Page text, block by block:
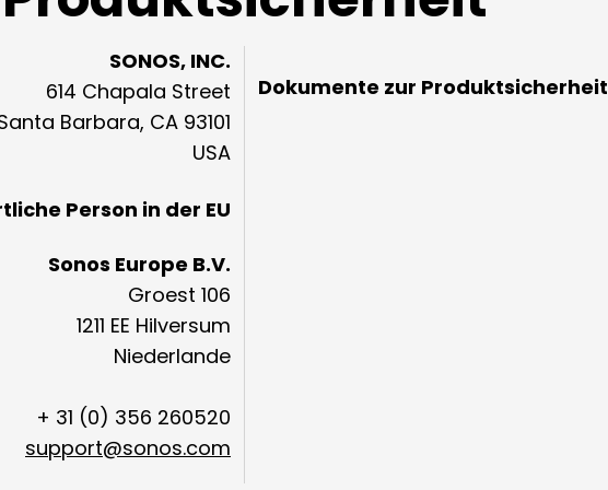
SONOS, INC.
614 Chapala Street
Barbara, CA 93101
USA
Person in der EU
Sonos Europe B.V.
Groest 106
1211 EE Hilversum
Niederlande
+ 31 (0) 356 260520
support@sonos.com
Dokumente zur Produktsicherheit